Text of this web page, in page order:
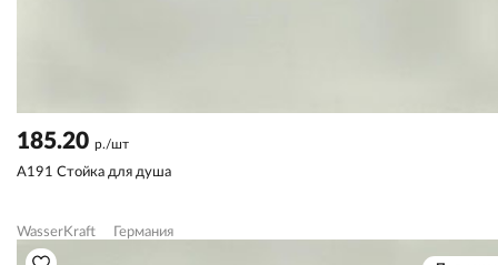
185.20 р./шт
A191 Стойка для душа
WasserKraft Германия